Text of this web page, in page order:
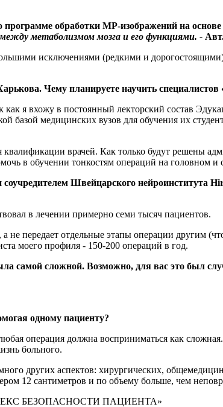
обработки МР-изображений на
метаболизмом мозга и его функциями. -
исключениями (редкими и
Чему планируете научить специалистов
я вхожу в постоянный лекторский состав
базой медицинских вузов для обучения их
врачей. Как только будут решены
в обучении тонкостям операций на головном и
Швейцарского нейроинститута
в лечении примерно семи тысяч пациентов.
передает отдельные этапы операции другим
моего профиля - 150-200 операций в год.
самой сложной. Возможно, для вас это был
одному пациенту?
операция должна восприниматься как
больного.
других аспектов: хирургических,
12 сантиметров и по объему больше, чем
БЕЗОПАСНОСТИ ПАЦИЕНТА»